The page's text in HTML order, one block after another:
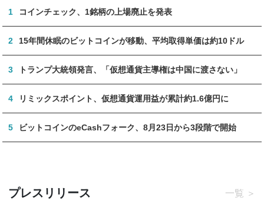
1 コインチェック、1銘柄の上場廃止を発表
2 15年間休眠のビットコインが移動、平均取得単価は約10ドル
3 トランプ大統領発言、「仮想通貨主導権は中国に渡さない」
4 リミックスポイント、仮想通貨運用益が累計約1.6億円に
5 ビットコインのeCashフォーク、8月23日から3段階で開始
プレスリリース 一覧